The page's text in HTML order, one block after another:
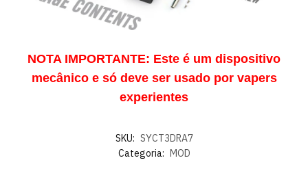
NOTA IMPORTANTE: Este é um dispositivo
mecânico e só deve ser usado por vapers
experientes
SKU: SYCT3DRA7
Categoria: MOD